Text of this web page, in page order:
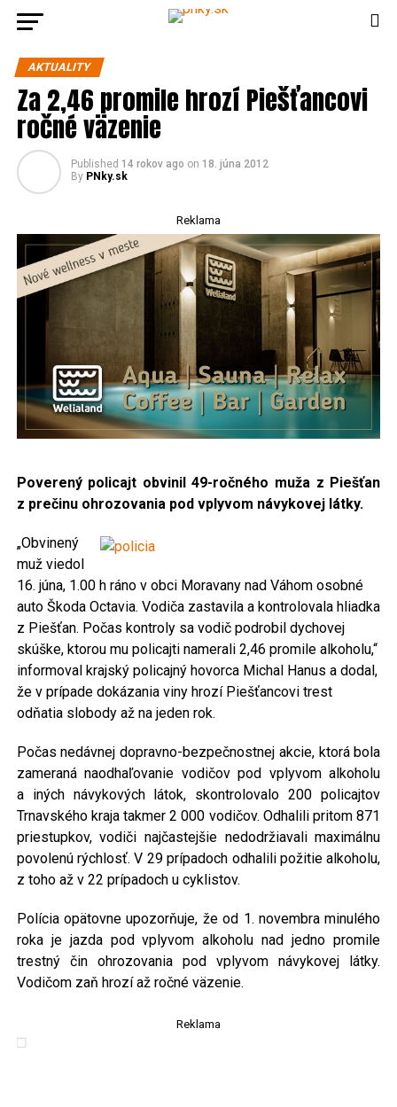
AKTUALITY
Za 2,46 promile hrozí Piešťancovi
ročné väzenie
Published 14 rokov ago on 18. júna 2012
By PNky.sk
Reklama
Poverený policajt obvinil 49-ročného muža z Piešťan
z prečinu ohrozovania pod vplyvom návykovej látky.
„Obvinený
muž viedol
16. júna, 1.00 h ráno v obci Moravany nad Váhom osobné
auto Škoda Octavia. Vodiča zastavila a kontrolovala hliadka
z Piešťan. Počas kontroly sa vodič podrobil dychovej
skúške, ktorou mu policajti namerali 2,46 promile alkoholu,“
informoval krajský policajný hovorca Michal Hanus a dodal,
že v prípade dokázania viny hrozí Piešťancovi trest
odňatia slobody až na jeden rok.
Počas nedávnej dopravno-bezpečnostnej akcie, ktorá bola
zameraná naodhaľovanie vodičov pod vplyvom alkoholu
a iných návykových látok, skontrolovalo 200 policajtov
Trnavského kraja takmer 2 000 vodičov. Odhalili pritom 871
priestupkov, vodiči najčastejšie nedodržiavali maximálnu
povolenú rýchlosť. V 29 prípadoch odhalili požitie alkoholu,
z toho až v 22 prípadoch u cyklistov.
Polícia opätovne upozorňuje, že od 1. novembra minulého
roka je jazda pod vplyvom alkoholu nad jedno promile
trestný čin ohrozovania pod vplyvom návykovej látky.
Vodičom zaň hrozí až ročné väzenie.
Reklama